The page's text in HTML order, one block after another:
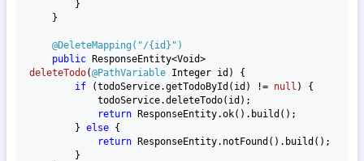
@DeleteMapping("/{id}")
public
deleteTodo(@PathVariable Integer id)
{
if (todoService.getTodoById(id) != null ) {
return ResponseEntity.ok().build();
        }
else {
return ResponseEntity.notFound().build();